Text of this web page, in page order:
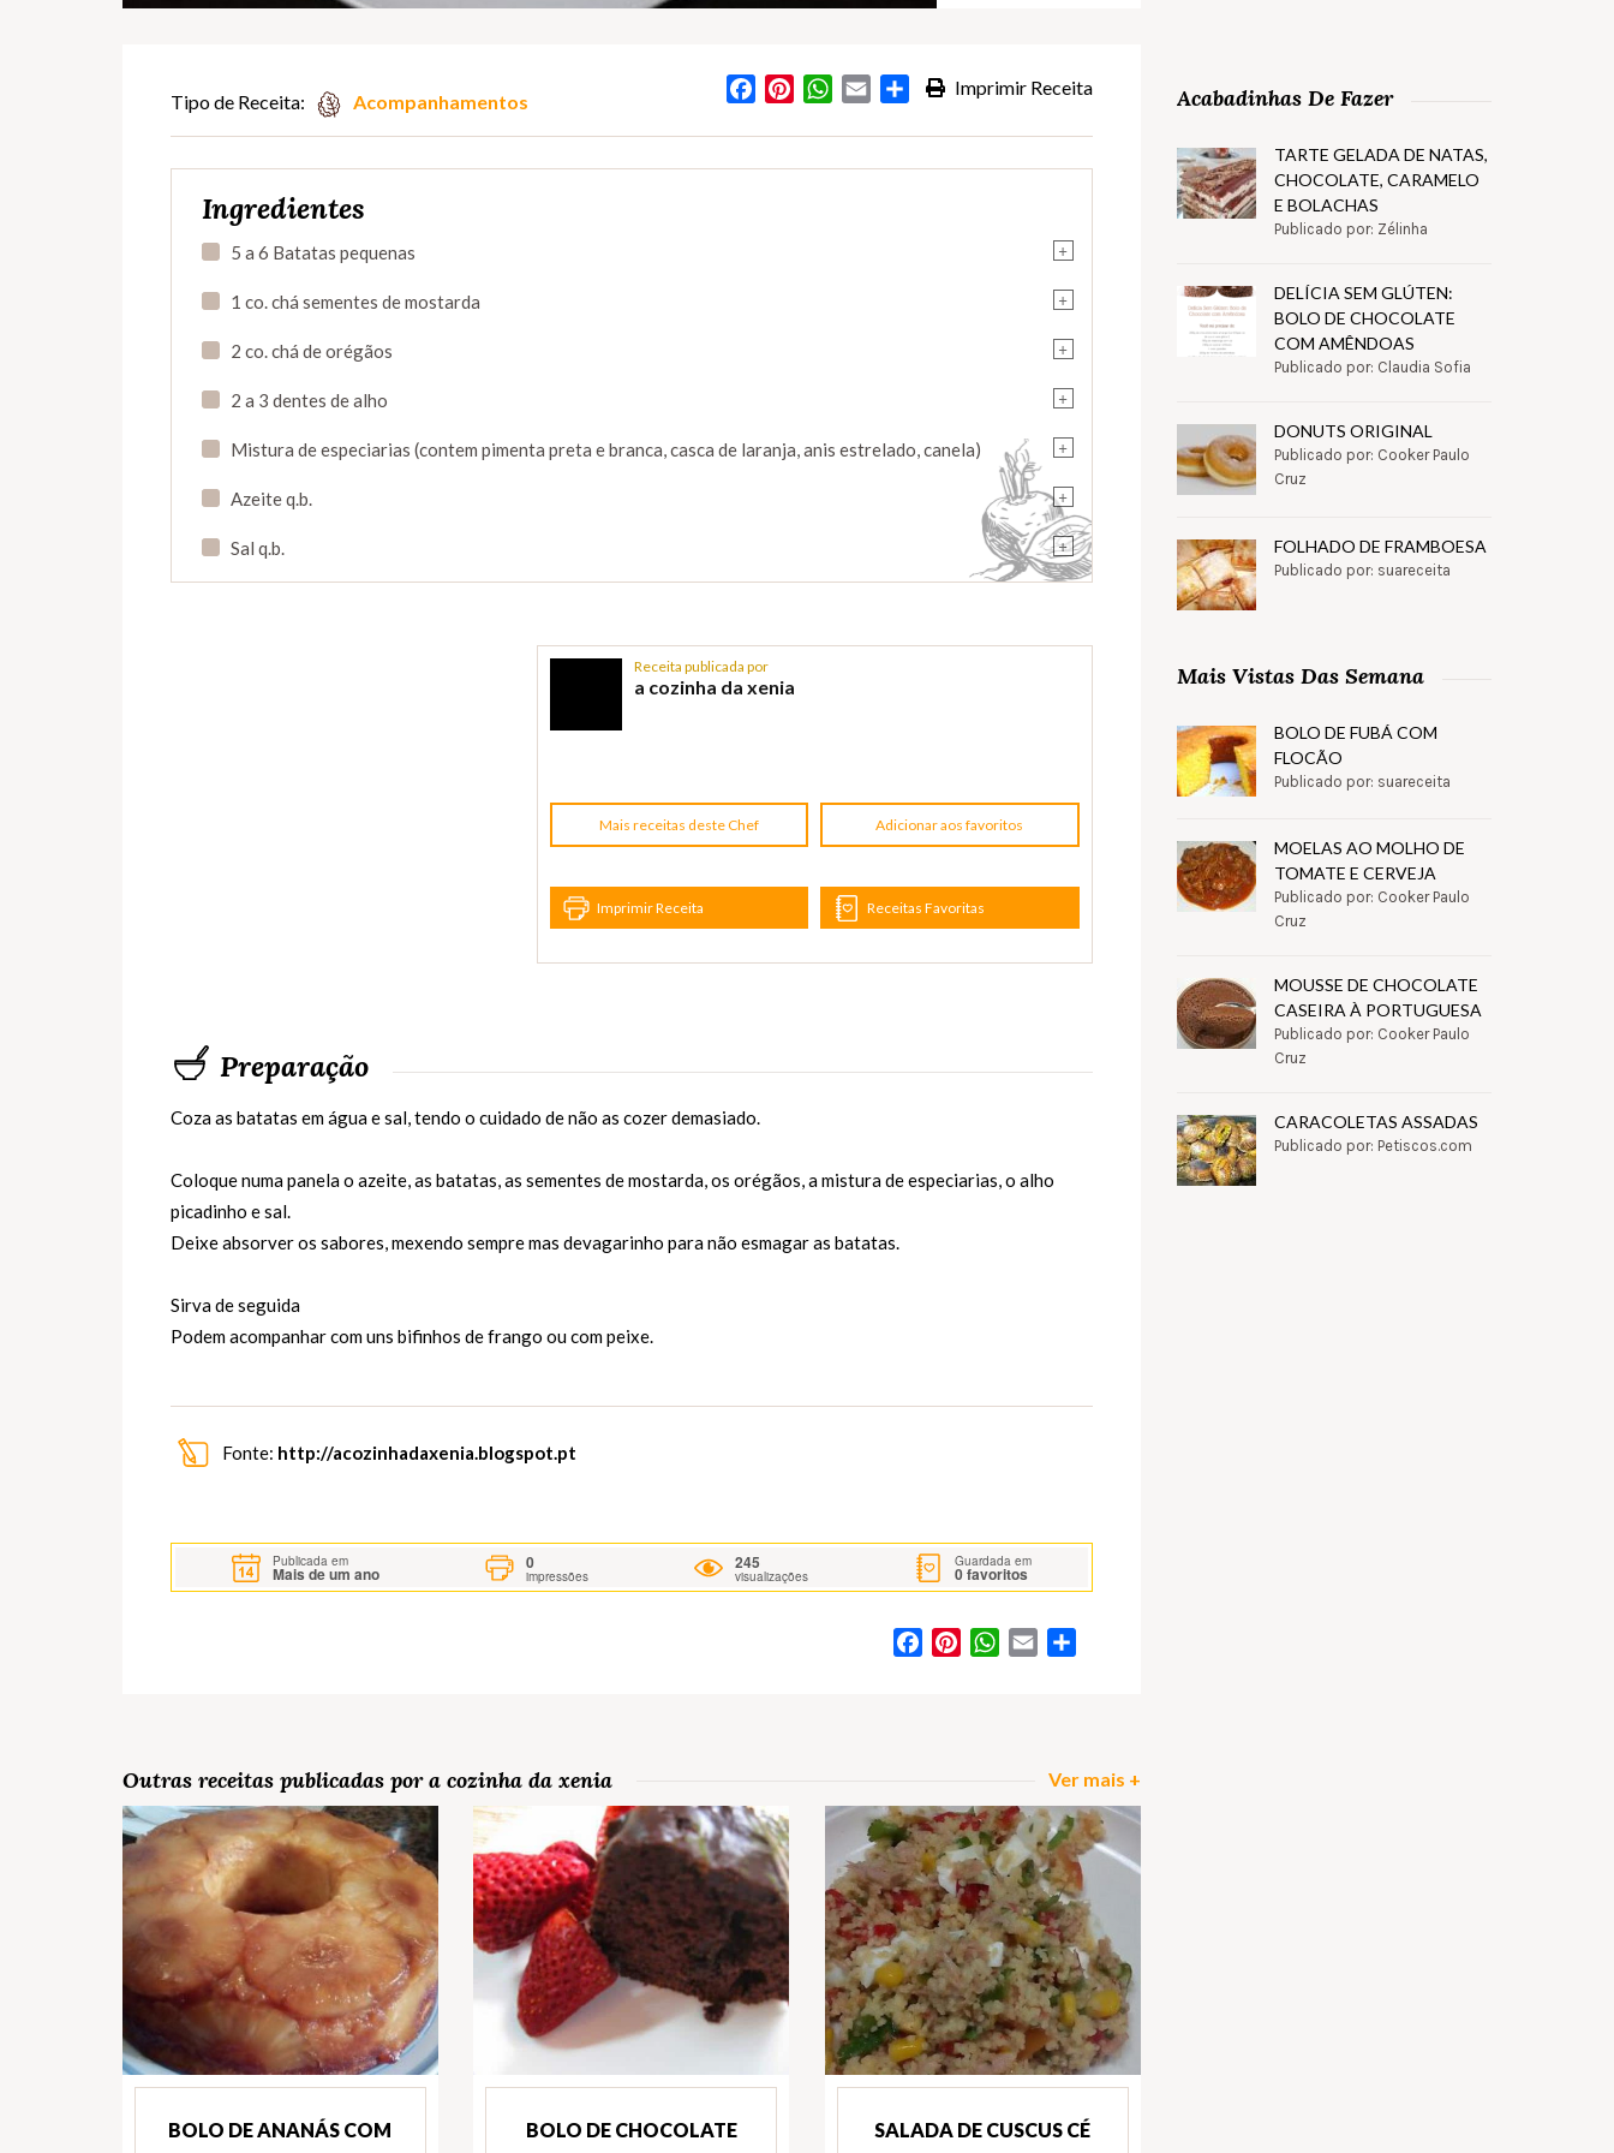
Imprimir Receita
FacebookPinterestWhatsApp
Email Partilhar
Tipo de Receita: Acompanhamentos
Ingredientes
+
5 a 6 Batatas pequenas
+
1 co. chá sementes de mostarda
+
2 co. chá de orégãos
+
2 a 3 dentes de alho
+
Mistura de especiarias (contem pimenta preta e branca, casca de laranja, anis estrelado, canela)
+
Azeite q.b.
+
Sal q.b.
Receita publicada por
a cozinha da xenia
Mais receitas deste Chef Adicionar aos favoritos
Imprimir Receita Receitas Favoritas
Preparação
Coza as batatas em água e sal, tendo o cuidado de não as cozer demasiado.
Coloque numa panela o azeite, as batatas, as sementes de mostarda, os orégãos, a mistura de especiarias, o alho
picadinho e sal.
Deixe absorver os sabores, mexendo sempre mas devagarinho para não esmagar as batatas.
Sirva de seguida
Podem acompanhar com uns bifinhos de frango ou com peixe.
Fonte: http://acozinhadaxenia.blogspot.pt
Publicada em
Mais de um ano
0
impressões
245
visualizações
Guardada em
0favoritos
FacebookPinterestWhatsApp
Email
Outras receitas publicadas por a cozinha da xenia Ver mais +
BOLO DE ANANÁS COM BOLO DE CHOCOLATE SALADA DE CUSCUS CÉ
Acabadinhas De Fazer
TARTE GELADA DE NATAS,
CHOCOLATE, CARAMELO
E BOLACHAS
Publicado por: Zélinha
DELÍCIA SEM GLÚTEN:
BOLO DE CHOCOLATE
COM AMÊNDOAS
Publicado por: Claudia Sofia
DONUTS ORIGINAL
Publicado por: Cooker Paulo
Cruz
FOLHADO DE FRAMBOESA
Publicado por: suareceita
Mais Vistas Das Semana
BOLO DE FUBÁ COM
FLOCÃO
Publicado por: suareceita
MOELAS AO MOLHO DE
TOMATE E CERVEJA
Publicado por: Cooker Paulo
Cruz
MOUSSE DE CHOCOLATE
CASEIRA À PORTUGUESA
Publicado por: Cooker Paulo
Cruz
CARACOLETAS ASSADAS
Publicado por: Petiscos.com